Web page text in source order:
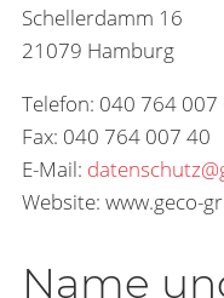
Schellerdamm 16
21079 Hamburg
Telefon: 040 764 007
Fax: 040 764 007 40
E-Mail:
Website: www.geco-
Name